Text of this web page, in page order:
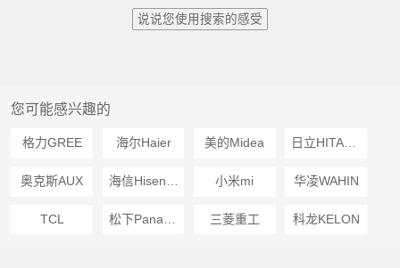
说说您使用搜索的感受
您可能感兴趣的
格力GREE 海尔Haier 美的Midea
奥克斯AUX 小米mi 华凌WAHIN
TCL 三菱重工 科龙KELON